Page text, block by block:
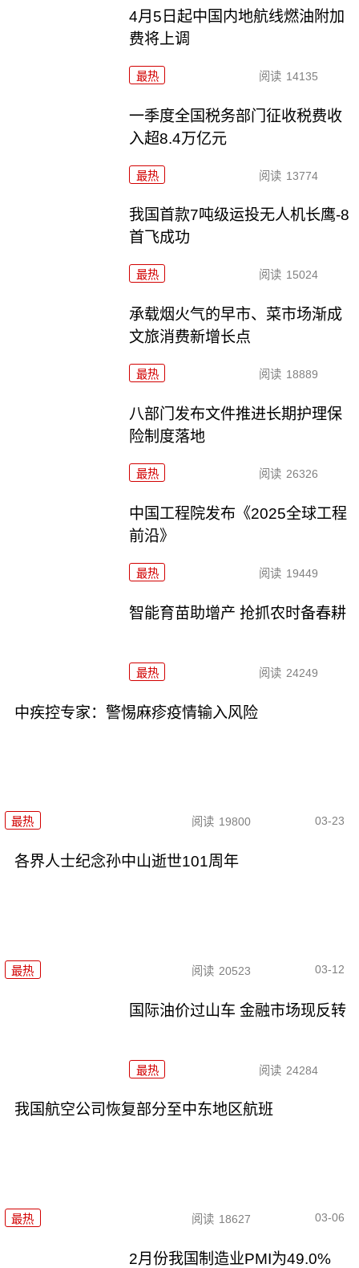
4月5日起中国内地航线燃油附加
费将上调
最热 阅读 14135
一季度全国税务部门征收税费收
入超8.4万亿元
最热 阅读 13774
我国首款7吨级运投无人机长鹰-8
首飞成功
最热 阅读 15024
承载烟火气的早市、菜市场渐成
文旅消费新增长点
最热 阅读 18889
八部门发布文件推进长期护理保
险制度落地
最热 阅读 26326
中国工程院发布《2025全球工程
前沿》
最热 阅读 19449
智能育苗助增产 抢抓农时备春耕
最热 阅读 24249
中疾控专家：警惕麻疹疫情输入风险
最热 阅读 19800 03-23
各界人士纪念孙中山逝世101周年
最热 阅读 20523 03-12
国际油价过山车 金融市场现反转
最热 阅读 24284
我国航空公司恢复部分至中东地区航班
最热 阅读 18627 03-06
2月份我国制造业PMI为49.0%